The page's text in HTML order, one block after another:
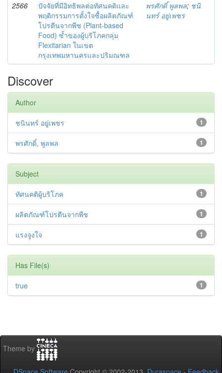
2566
ปัจจัยที่มีอิทธิพลต่อทัศนคติและ
พฤติกรรมการตั้งใจซื้อผลิตภัณฑ์
โปรตีนจากพืช (Plant-based
Food) ซ้ำของผู้บริโภคกลุ่ม
Flexitarian ในเขต
กรุงเทพมหานครและปริมณฑล
พรศักดิ์ พูลพล; ชนิ
นทร์ อยู่เพชร
Discover
Author
1
ชนินทร์ อยู่เพชร
1
พรศักดิ์, พูลพล
Subject
1
ทัศนคติผู้บริโภค
1
ผลิตภัณฑ์โปรตีนจากพืช
1
แรงจูงใจ
Has File(s)
1
true
Theme by